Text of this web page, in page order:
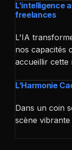
L’intelligence
freelances
L'IA
nos capacités
accueillir cette
L’Harmonie
Dans un coin
scène